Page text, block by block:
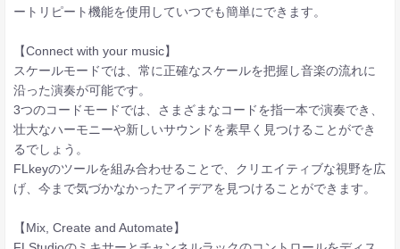
ートリピート機能を使用していつでも簡単にできます。
【Connect with your music】
スケールモードでは、常に正確なスケールを把握し音楽の流れに
沿った演奏が可能です。
3つのコードモードでは、さまざまなコードを指一本で演奏でき、
壮大なハーモニーや新しいサウンドを素早く見つけることができ
るでしょう。
FLkeyのツールを組み合わせることで、クリエイティブな視野を広
げ、今まで気づかなかったアイデアを見つけることができます。
【Mix, Create and Automate】